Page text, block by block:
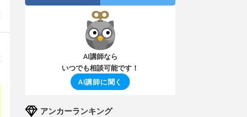
AI講師なら
いつでも相談可能です！
AI講師に聞く
アンカーランキング